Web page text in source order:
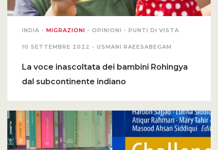
INDIA - MIGRAZIONI - OPINIONI - PUNTI DI VISTA
10 SETTEMBRE 2022 - USMANI RAEESABEGAM
La voce inascoltata dei bambini Rohingya
dal subcontinente indiano